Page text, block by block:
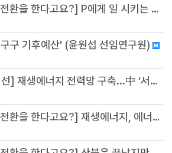
[민중의소리] [녹색전환을 한다고요?] P에게 일 시키는 방법, 기후에너지부 (김민석 연구원)
구 기후예산' (윤원섭 선임연구원)
[ESG경제] [전환시선] 재생에너지 전력망 구축...中 ‘서전동송’정책에서 배울 점 (강민영 연구원)
[민중의소리] [녹색전환을 한다고요?] 재생에너지, 에너지 안보와 생존의 전략 (오선아 연구원)